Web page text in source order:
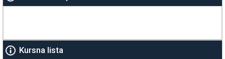
Kursna lista